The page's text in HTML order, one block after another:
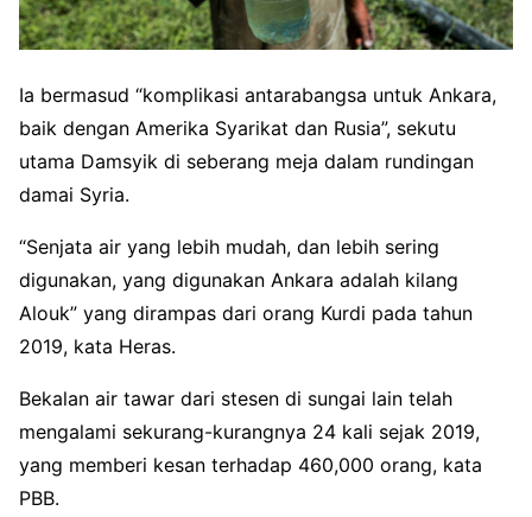
Ia bermasud “komplikasi antarabangsa untuk Ankara,
baik dengan Amerika Syarikat dan Rusia”, sekutu
utama Damsyik di seberang meja dalam rundingan
damai Syria.
“Senjata air yang lebih mudah, dan lebih sering
digunakan, yang digunakan Ankara adalah kilang
Alouk” yang dirampas dari orang Kurdi pada tahun
2019, kata Heras.
Bekalan air tawar dari stesen di sungai lain telah
mengalami sekurang-kurangnya 24 kali sejak 2019,
yang memberi kesan terhadap 460,000 orang, kata
PBB.